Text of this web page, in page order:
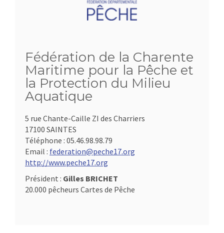
Fédération de la Charente
Maritime pour la Pêche et
la Protection du Milieu
Aquatique
5 rue Chante-Caille ZI des Charriers
17100 SAINTES
Téléphone : 05.46.98.98.79
Email : federation@peche17.org
http://www.peche17.org
Président : Gilles BRICHET
20.000 pêcheurs Cartes de Pêche